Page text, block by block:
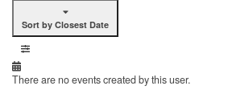
Sort by Closest Date
There are no events created by this user.